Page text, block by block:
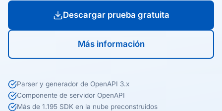
Descargar prueba gratuita
Más información
Parser y generador de OpenAPI 3.x
Componente de servidor OpenAPI
Más de 1.195 SDK en la nube preconstruidos